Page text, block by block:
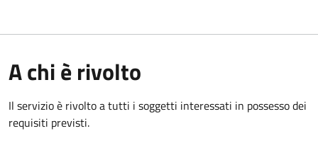
A chi è rivolto
Il servizio è rivolto a tutti i soggetti interessati in possesso dei
requisiti previsti.